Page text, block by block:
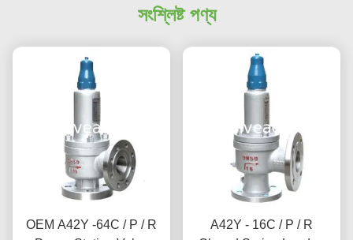
সংশ্লিষ্ট পণ্য
OEM A42Y -64C / P / R
A42Y - 16C / P / R